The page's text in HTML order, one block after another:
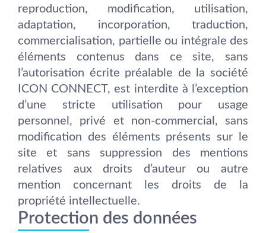
reproduction, modification, utilisation,
adaptation, incorporation, traduction,
commercialisation, partielle ou intégrale des
éléments contenus dans ce site, sans
l’autorisation écrite préalable de la société
ICON CONNECT, est interdite à l’exception
d’une stricte utilisation pour usage
personnel, privé et non-commercial, sans
modification des éléments présents sur le
site et sans suppression des mentions
relatives aux droits d’auteur ou autre
mention concernant les droits de la
propriété intellectuelle.
Protection des données